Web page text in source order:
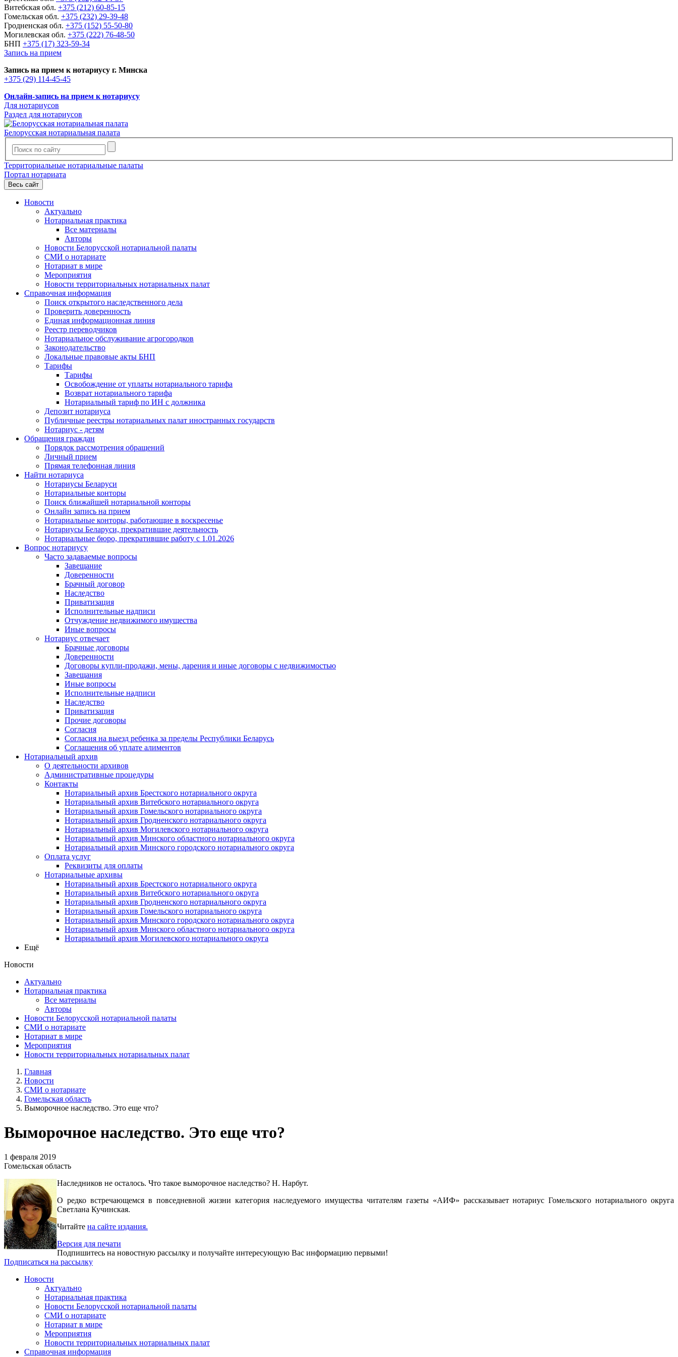
Витебская обл. +375 (212) 60-85-15
Гомельская обл. +375 (232) 29-39-48
Гродненская обл. +375 (152) 55-50-80
Могилевская обл. +375 (222) 76-48-50
БНП +375 (17) 323-59-34
Запись на прием
Запись на прием к нотариусу г. Минска
+375 (29) 114-45-45
Онлайн-запись на прием к нотариусу
Для нотариусов
Раздел для нотариусов
Белорусская нотариальная палата
Территориальные нотариальные палаты
Портал нотариата
Весь сайт
Новости
Актуально
Нотариальная практика
Все материалы
Авторы
Новости Белорусской нотариальной палаты
СМИ о нотариате
Нотариат в мире
Мероприятия
Новости территориальных нотариальных палат
Справочная информация
Поиск открытого наследственного дела
Проверить доверенность
Единая информационная линия
Реестр переводчиков
Нотариальное обслуживание агрогородков
Законодательство
Локальные правовые акты БНП
Тарифы
Тарифы
Освобождение от уплаты нотариального тарифа
Возврат нотариального тарифа
Нотариальный тариф по ИН с должника
Депозит нотариуса
Публичные реестры нотариальных палат иностранных государств
Нотариус - детям
Обращения граждан
Порядок рассмотрения обращений
Личный прием
Прямая телефонная линия
Найти нотариуса
Нотариусы Беларуси
Нотариальные конторы
Поиск ближайшей нотариальной конторы
Онлайн запись на прием
Нотариальные конторы, работающие в воскресенье
Нотариусы Беларуси, прекратившие деятельность
Нотариальные бюро, прекратившие работу с 1.01.2026
Вопрос нотариусу
Часто задаваемые вопросы
Завещание
Доверенности
Брачный договор
Наследство
Приватизация
Исполнительные надписи
Отчуждение недвижимого имущества
Иные вопросы
Нотариус отвечает
Брачные договоры
Доверенности
Договоры купли-продажи, мены, дарения и иные договоры с недвижимостью
Завещания
Иные вопросы
Исполнительные надписи
Наследство
Приватизация
Прочие договоры
Согласия
Согласия на выезд ребенка за пределы Республики Беларусь
Соглашения об уплате алиментов
Нотариальный архив
О деятельности архивов
Административные процедуры
Контакты
Нотариальный архив Брестского нотариального округа
Нотариальный архив Витебского нотариального округа
Нотариальный архив Гомельского нотариального округа
Нотариальный архив Гродненского нотариального округа
Нотариальный архив Могилевского нотариального округа
Нотариальный архив Минского областного нотариального округа
Нотариальный архив Минского городского нотариального округа
Оплата услуг
Реквизиты для оплаты
Нотариальные архивы
Нотариальный архив Брестского нотариального округа
Нотариальный архив Витебского нотариального округа
Нотариальный архив Гродненского нотариального округа
Нотариальный архив Гомельского нотариального округа
Нотариальный архив Минского городского нотариального округа
Нотариальный архив Минского областного нотариального округа
Нотариальный архив Могилевского нотариального округа
Ещё
Новости
Актуально
Нотариальная практика
Все материалы
Авторы
Новости Белорусской нотариальной палаты
СМИ о нотариате
Нотариат в мире
Мероприятия
Новости территориальных нотариальных палат
Главная
Новости
СМИ о нотариате
Гомельская область
Выморочное наследство. Это еще что?
Выморочное наследство. Это еще что?
1 февраля 2019
Гомельская область
Наследников не осталось. Что такое выморочное наследство? Н. Нарбут.
О редко встречающемся в повседневной жизни категория наследуемого имущества читателям газеты «АИФ» рассказывает нотариус Гомельского нотариального округа
Светлана Кучинская.
Читайте на сайте издания.
Версия для печати
Подпишитесь на новостную рассылку и получайте интересующую Вас информацию первыми!
Подписаться на рассылку
Новости
Актуально
Нотариальная практика
Новости Белорусской нотариальной палаты
СМИ о нотариате
Нотариат в мире
Мероприятия
Новости территориальных нотариальных палат
Справочная информация